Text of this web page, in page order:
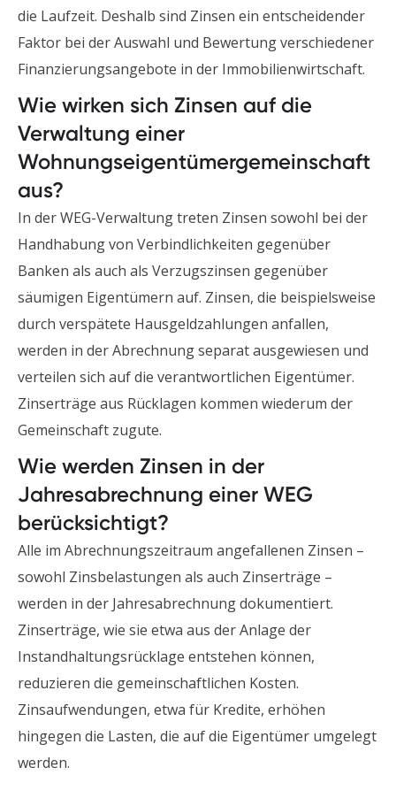
die Laufzeit. Deshalb sind Zinsen ein entscheidender
Faktor bei der Auswahl und Bewertung verschiedener
Finanzierungsangebote in der Immobilienwirtschaft.
Wie wirken sich Zinsen auf die
Verwaltung einer
Wohnungseigentümergemeinschaft
aus?
In der WEG-Verwaltung treten Zinsen sowohl bei der
Handhabung von Verbindlichkeiten gegenüber
Banken als auch als Verzugszinsen gegenüber
säumigen Eigentümern auf. Zinsen, die beispielsweise
durch verspätete Hausgeldzahlungen anfallen,
werden in der Abrechnung separat ausgewiesen und
verteilen sich auf die verantwortlichen Eigentümer.
Zinserträge aus Rücklagen kommen wiederum der
Gemeinschaft zugute.
Wie werden Zinsen in der
Jahresabrechnung einer WEG
berücksichtigt?
Alle im Abrechnungszeitraum angefallenen Zinsen –
sowohl Zinsbelastungen als auch Zinserträge –
werden in der Jahresabrechnung dokumentiert.
Zinserträge, wie sie etwa aus der Anlage der
Instandhaltungsrücklage entstehen können,
reduzieren die gemeinschaftlichen Kosten.
Zinsaufwendungen, etwa für Kredite, erhöhen
hingegen die Lasten, die auf die Eigentümer umgelegt
werden.